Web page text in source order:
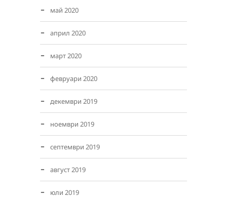
май 2020
април 2020
март 2020
февруари 2020
декември 2019
ноември 2019
септември 2019
август 2019
юли 2019